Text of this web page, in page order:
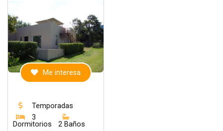
Me interesa
Temporadas
3
Dormitorios
2 Baños